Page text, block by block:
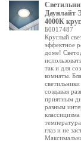
Даунлайт
4000К
Б0017487
Круглый
эффектное
доме!
так и для
комнаты.
создавая
приятным
разным
глаз и не